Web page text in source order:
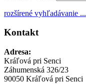
rozšírené vyhľadávanie ...
Kontakt
Adresa:
Kráľová pri Senci
Záhumenská 326/23
90050 Kráľová pri Senci